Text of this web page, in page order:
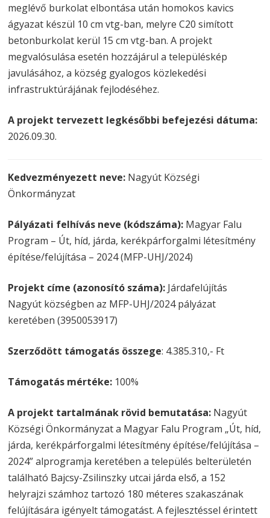
meglévő burkolat elbontása után homokos kavics
ágyazat készül 10 cm vtg-ban, melyre C20 simított
betonburkolat kerül 15 cm vtg-ban. A projekt
megvalósulása esetén hozzájárul a településkép
javulásához, a község gyalogos közlekedési
infrastruktúrájának fejlodéséhez.
A projekt tervezett legkésőbbi befejezési dátuma:
2026.09.30.
Kedvezményezett neve: Nagyút Községi
Önkormányzat
Pályázati felhívás neve (kódszáma): Magyar Falu
Program – Út, híd, járda, kerékpárforgalmi létesítmény
építése/felújítása – 2024 (MFP-UHJ/2024)
Projekt címe (azonosító száma): Járdafelújítás
Nagyút községben az MFP-UHJ/2024 pályázat
keretében (3950053917)
Szerződött támogatás összege: 4.385.310,- Ft
Támogatás mértéke: 100%
A projekt tartalmának rövid bemutatása: Nagyút
Községi Önkormányzat a Magyar Falu Program „Út, híd,
járda, kerékpárforgalmi létesítmény építése/felújítása –
2024” alprogramja keretében a település belterületén
található Bajcsy-Zsilinszky utcai járda első, a 152
helyrajzi számhoz tartozó 180 méteres szakaszának
felújítására igényelt támogatást. A fejlesztéssel érintett